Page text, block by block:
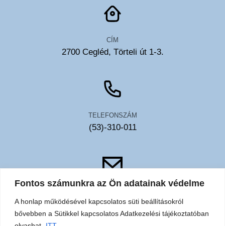
Fontos számunkra az Ön adatainak védelme
A honlap működésével kapcsolatos süti beállításokról
bővebben a Sütikkel kapcsolatos Adatkezelési tájékoztatóban
CÍM
2700 Cegléd, Törteli út 1-3.
TELEFONSZÁM
(53)-310-011
toldy@toldykorhaz.hu